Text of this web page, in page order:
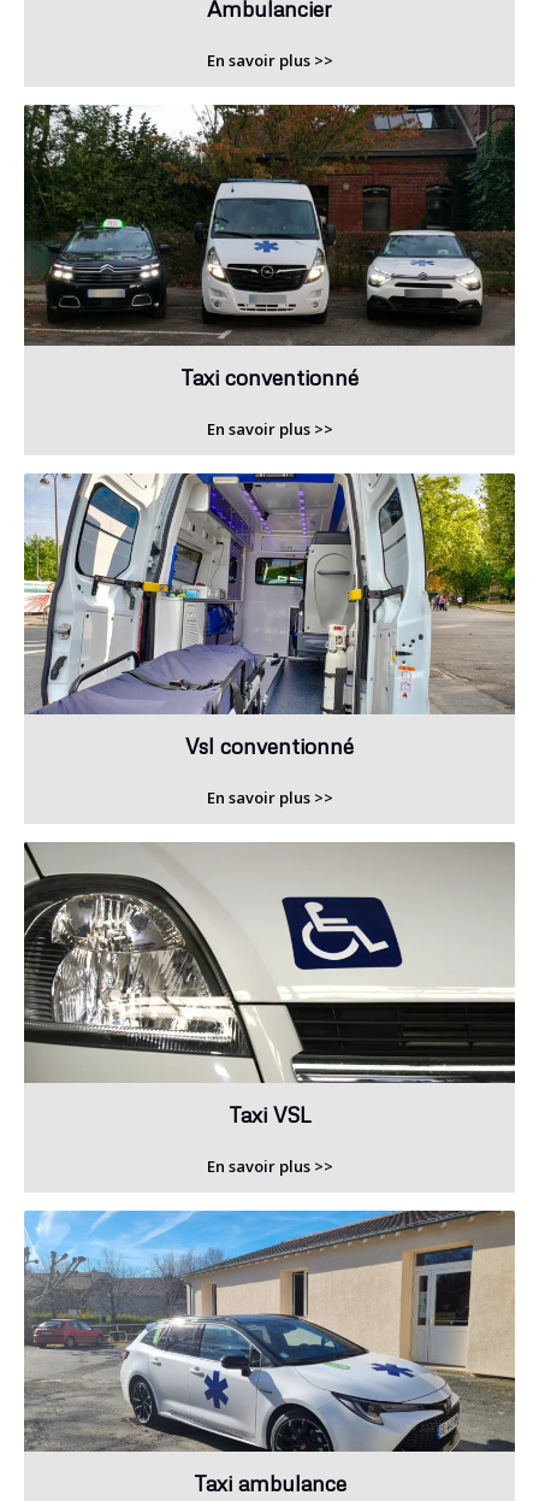
Ambulancier
En savoir plus >>
Taxi conventionné
En savoir plus >>
Vsl conventionné
En savoir plus >>
Taxi VSL
En savoir plus >>
Taxi ambulance